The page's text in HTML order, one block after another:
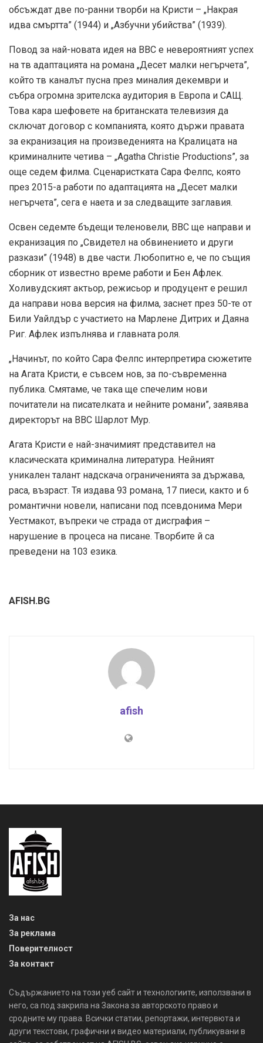
обсъждат две по-ранни творби на Кристи – „Накрая
идва смъртта” (1944) и „Азбучни убийства” (1939).
Повод за най-новата идея на ВВС е невероятният успех
на тв адаптацията на романа „Десет малки негърчета”,
който тв каналът пусна през миналия декември и
събра огромна зрителска аудитория в Европа и САЩ.
Това кара шефовете на британската телевизия да
сключат договор с компанията, която държи правата
за екранизация на произведенията на Кралицата на
криминалните четива – „Agatha Christie Productions”, за
още седем филма. Сценаристката Сара Фелпс, която
през 2015-а работи по адаптацията на „Десет малки
негърчета”, сега е наета и за следващите заглавия.
Освен седемте бъдещи теленовели, ВВС ще направи и
екранизация по „Свидетел на обвинението и други
разкази” (1948) в две части. Любопитно е, че по същия
сборник от известно време работи и Бен Афлек.
Холивудският актьор, режисьор и продуцент е решил
да направи нова версия на филма, заснет през 50-те от
Били Уайлдър с участието на Марлене Дитрих и Даяна
Риг. Афлек изпълнява и главната роля.
„Начинът, по който Сара Фелпс интерпретира сюжетите
на Агата Кристи, е съвсем нов, за по-съвременна
публика. Смятаме, че така ще спечелим нови
почитатели на писателката и нейните романи”, заявява
директорът на ВВС Шарлот Мур.
Агата Кристи е най-значимият представител на
класическата криминална литература. Нейният
уникален талант надскача ограниченията за държава,
расa, възраст. Тя издава 93 романа, 17 пиеси, както и 6
романтични новели, написани под псевдонима Мери
Уестмакот, въпреки че страда от дисграфия –
нарушение в процеса на писане. Творбите й са
преведени на 103 езика.
AFISH.BG
afish
За нас
За реклама
Поверителност
За контакт
Съдържанието на този уеб сайт и технологиите, използвани в
него, са под закрила на Закона за авторското право и
сродните му права. Всички статии, репортажи, интервюта и
други текстови, графични и видео материали, публикувани в